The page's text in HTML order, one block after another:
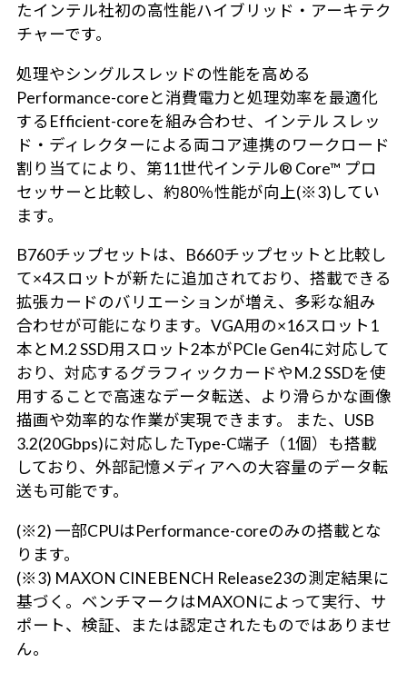
たインテル社初の高性能ハイブリッド・アーキテク
チャーです。
処理やシングルスレッドの性能を高める
Performance-coreと消費電力と処理効率を最適化
するEfficient-coreを組み合わせ、インテル スレッ
ド・ディレクターによる両コア連携のワークロード
割り当てにより、第11世代インテル® Core™ プロ
セッサーと比較し、約80％性能が向上(※3)してい
ます。
B760チップセットは、B660チップセットと比較し
て×4スロットが新たに追加されており、搭載できる
拡張カードのバリエーションが増え、多彩な組み
合わせが可能になります。VGA用の×16スロット1
本とM.2 SSD用スロット2本がPCIe Gen4に対応して
おり、対応するグラフィックカードやM.2 SSDを使
用することで高速なデータ転送、より滑らかな画像
描画や効率的な作業が実現できます。 また、USB
3.2(20Gbps)に対応したType-C端子（1個）も搭載
しており、外部記憶メディアへの大容量のデータ転
送も可能です。
(※2) 一部CPUはPerformance-coreのみの搭載とな
ります。
(※3) MAXON CINEBENCH Release23の測定結果に
基づく。ベンチマークはMAXONによって実行、サ
ポート、検証、または認定されたものではありませ
ん。